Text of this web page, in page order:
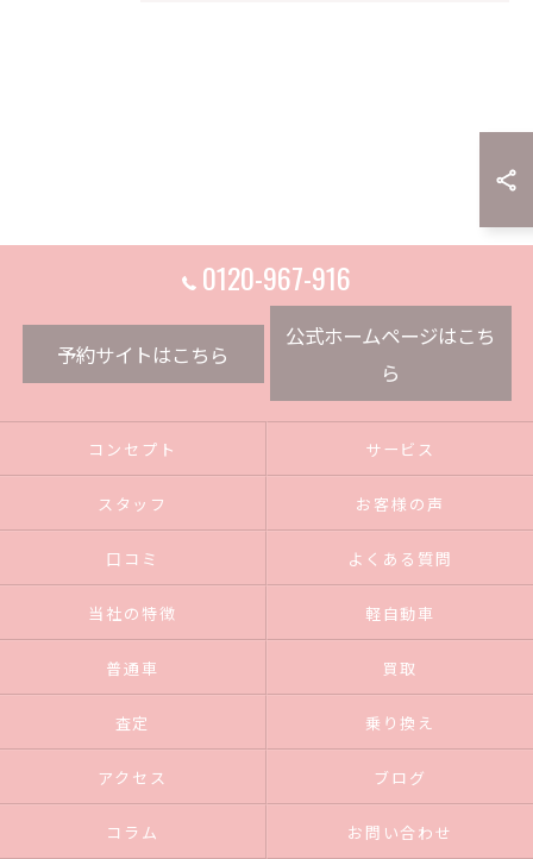
0120-967-916
予約サイトはこちら
公式ホームページはこち
ら
コンセプト サービス
スタッフ お客様の声
口コミ よくある質問
当社の特徴 軽自動車
普通車 買取
査定 乗り換え
アクセス ブログ
コラム お問い合わせ